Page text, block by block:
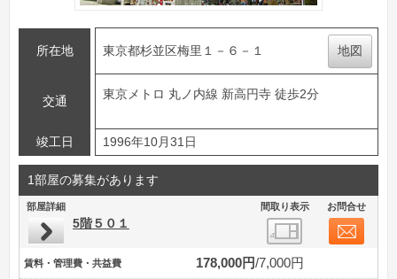
所在地 東京都杉並区梅里１－６－１ 地図
交通
東京メトロ 丸ノ内線 新高円寺 徒歩2分
竣工日 1996年10月31日
1部屋の募集があります
部屋詳細 間取り表示 お問合せ
5階５０１
賃料・管理費・共益費 178,000円 7,000円